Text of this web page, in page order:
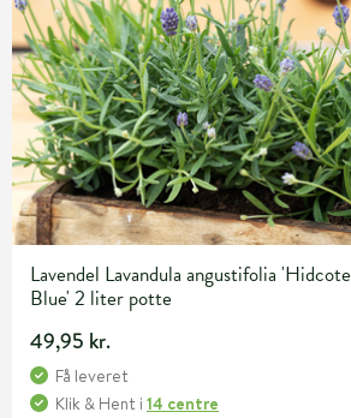
Lavendel Lavandula angustifolia 'Hidcote
Blue' 2 liter potte
49,95 kr.
Få leveret
Klik & Hent i 14 centre